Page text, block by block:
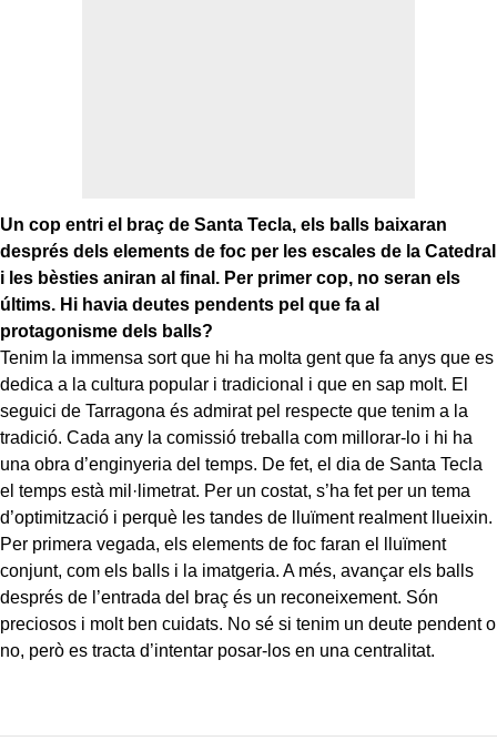
Un cop entri el braç de Santa Tecla, els balls baixaran
després dels elements de foc per les escales de la Catedral
i les bèsties aniran al final. Per primer cop, no seran els
últims. Hi havia deutes pendents pel que fa al
protagonisme dels balls?
Tenim la immensa sort que hi ha molta gent que fa anys que es
dedica a la cultura popular i tradicional i que en sap molt. El
seguici de Tarragona és admirat pel respecte que tenim a la
tradició. Cada any la comissió treballa com millorar-lo i hi ha
una obra d’enginyeria del temps. De fet, el dia de Santa Tecla
el temps està mil·limetrat. Per un costat, s’ha fet per un tema
d’optimització i perquè les tandes de lluïment realment llueixin.
Per primera vegada, els elements de foc faran el lluïment
conjunt, com els balls i la imatgeria. A més, avançar els balls
després de l’entrada del braç és un reconeixement. Són
preciosos i molt ben cuidats. No sé si tenim un deute pendent o
no, però es tracta d’intentar posar-los en una centralitat.